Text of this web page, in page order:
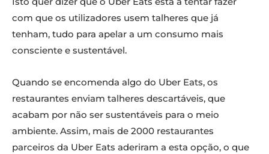
com que os utilizadores usem talheres que já
tenham, tudo para apelar a um consumo mais
consciente e sustentável.
Quando se encomenda algo do Uber Eats, os
restaurantes enviam talheres descartáveis, que
acabam por não ser sustentáveis para o meio
ambiente. Assim, mais de 2000 restaurantes
parceiros da Uber Eats aderiram a esta opção, o que